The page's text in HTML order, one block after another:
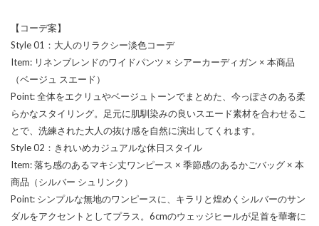
【コーデ案】
Style 01：大人のリラクシー淡色コーデ
Item: リネンブレンドのワイドパンツ × シアーカーディガン × 本商品
（ベージュ スエード）
Point: 全体をエクリュやベージュトーンでまとめた、今っぽさのある柔
らかなスタイリング。足元に肌馴染みの良いスエード素材を合わせるこ
とで、洗練された大人の抜け感を自然に演出してくれます。
Style 02：きれいめカジュアルな休日スタイル
Item: 落ち感のあるマキシ丈ワンピース × 季節感のあるかごバッグ × 本
商品（シルバー シュリンク）
Point: シンプルな無地のワンピースに、キラリと煌めくシルバーのサン
ダルをアクセントとしてプラス。6cmのウェッジヒールが足首を華奢に